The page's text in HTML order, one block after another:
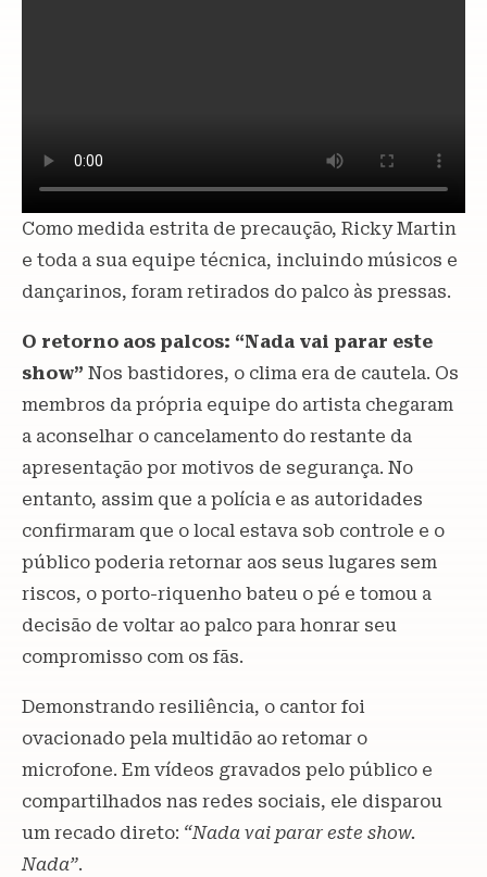
Como medida estrita de precaução, Ricky Martin
e toda a sua equipe técnica, incluindo músicos e
dançarinos, foram retirados do palco às pressas.
O retorno aos palcos: “Nada vai parar este
show” Nos bastidores, o clima era de cautela. Os
membros da própria equipe do artista chegaram
a aconselhar o cancelamento do restante da
apresentação por motivos de segurança. No
entanto, assim que a polícia e as autoridades
confirmaram que o local estava sob controle e o
público poderia retornar aos seus lugares sem
riscos, o porto-riquenho bateu o pé e tomou a
decisão de voltar ao palco para honrar seu
compromisso com os fãs.
Demonstrando resiliência, o cantor foi
ovacionado pela multidão ao retomar o
microfone. Em vídeos gravados pelo público e
compartilhados nas redes sociais, ele disparou
um recado direto: “Nada vai parar este show.
Nada”.